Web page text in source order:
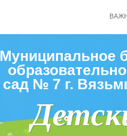
Муниципальное
сад № 7 г.